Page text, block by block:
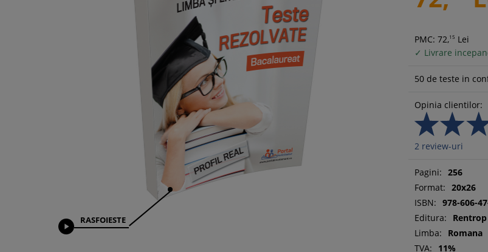

RASFOIESTE
PMC: 72,15 Lei
✓ Livrare
50 de teste in
Opinia clientilor:
2 review-uri
Pagini: 256
Format: 20x26
ISBN: 978-606-
Editura:
Limba:
Romana
TVA:
11%